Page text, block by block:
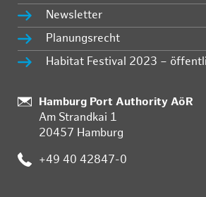
Newsletter
Planungsrecht
Habitat Festival 2023 –
Standort:
Hamburg Port Authority AöR
Am Strandkai 1
20457 Hamburg
Telefon:
+49 40 42847-0